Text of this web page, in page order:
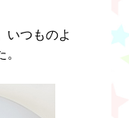
いつものよ